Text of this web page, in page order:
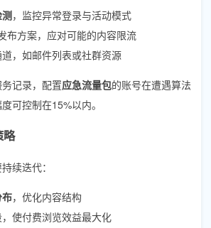
，监控异常登录与活动模式
布方案，应对可能的内容限流
，如邮件列表或社群资源
记录，配置应急流量包的账号在遭遇算法
可控制在15%以内。
略
续迭代：
，优化内容结构
使付费浏览效益最大化